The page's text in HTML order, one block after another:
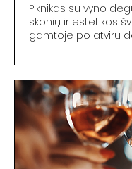
Piknikas su vyno
skonių ir estetikos
gamtoje po atviru